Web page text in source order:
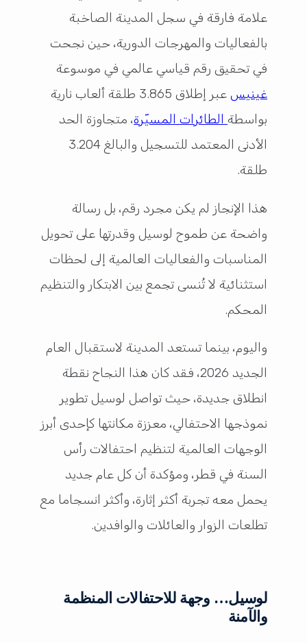
علامة فارقة في سجل المدينة الصاخبة
بالفعاليات والمهرجات الدورية، حين نجحت
في تحقيق رقم قياسي عالمي في موسوعة
غينيس
عبر إطلاق 3.865 طلقة ألعاب نارية
بواسطة الطائرات المسيّرة، متجاوزة الحد
الأدنى المعتمد للتسجيل والبالغ 3.204
طلقة.
هذا الإنجاز لم يكن مجرد رقم، بل رسالة
واضحة عن طموح لوسيل وقدرتها على تحويل
المناسبات والفعاليات العالمية إلى لحظات
استثنائية لا تُنسى تجمع بين الابتكار والتنظيم
المحكم.
واليوم، بينما تستعد المدينة لاستقبال العام
الجديد 2026، فقد كان هذا النجاح نقطة
انطلاق جديدة، حيث تواصل لوسيل تطوير
نموذجها الاحتفالي، معززة مكانتها كإحدى أبرز
الوجهات العالمية لتنظيم احتفالات رأس
السنة في قطر، ومؤكدة أن كل عام جديد
يحمل معه تجربة أكثر إثارة، وأكثر انسجاما مع
تطلعات الزوار والعائلات والوافدين.
لوسيل… وجهة للاحتفالات المنظمة
والآمنة